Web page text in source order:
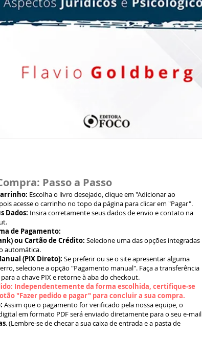
Passo a Passo
Escolha o livro desejado, clique em "Adicionar ao
acesse o carrinho no topo da página para clicar em "Pagar".
Dados: Insira corretamente seus dados de envio e contato na
de Pagamento:
ou Cartão de Crédito: Selecione uma das opções integradas
automática.
(PIX Direto): Se preferir ou se o site apresentar alguma
selecione a opção "Pagamento manual". Faça a transferência
a chave PIX e retorne à aba do checkout.
Independentemente da forma escolhida, certifique-se
"Fazer pedido e pagar" para concluir a sua compra.
Assim que o pagamento for verificado pela nossa equipe, o
em formato PDF será enviado diretamente para o seu e-mail
. (Lembre-se de checar a sua caixa de entrada e a pasta de